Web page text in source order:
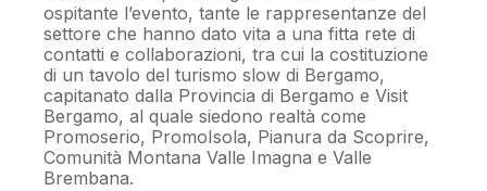
ospitante l’evento, tante le rappresentanze del
settore che hanno dato vita a una fitta rete di
contatti e collaborazioni, tra cui la costituzione
di un tavolo del turismo slow di Bergamo,
capitanato dalla Provincia di Bergamo e Visit
Bergamo, al quale siedono realtà come
Promoserio, PromoIsola, Pianura da Scoprire,
Comunità Montana Valle Imagna e Valle
Brembana.